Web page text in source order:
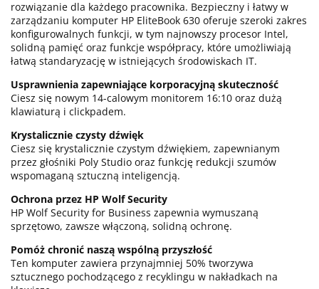
rozwiązanie dla każdego pracownika. Bezpieczny i łatwy w
zarządzaniu komputer HP EliteBook 630 oferuje szeroki zakres
konfigurowalnych funkcji, w tym najnowszy procesor Intel,
solidną pamięć oraz funkcje współpracy, które umożliwiają
łatwą standaryzację w istniejących środowiskach IT.
Usprawnienia zapewniające korporacyjną skuteczność
Ciesz się nowym 14-calowym monitorem 16:10 oraz dużą
klawiaturą i clickpadem.
Krystalicznie czysty dźwięk
Ciesz się krystalicznie czystym dźwiękiem, zapewnianym
przez głośniki Poly Studio oraz funkcję redukcji szumów
wspomaganą sztuczną inteligencją.
Ochrona przez HP Wolf Security
HP Wolf Security for Business zapewnia wymuszaną
sprzętowo, zawsze włączoną, solidną ochronę.
Pomóż chronić naszą wspólną przyszłość
Ten komputer zawiera przynajmniej 50% tworzywa
sztucznego pochodzącego z recyklingu w nakładkach na